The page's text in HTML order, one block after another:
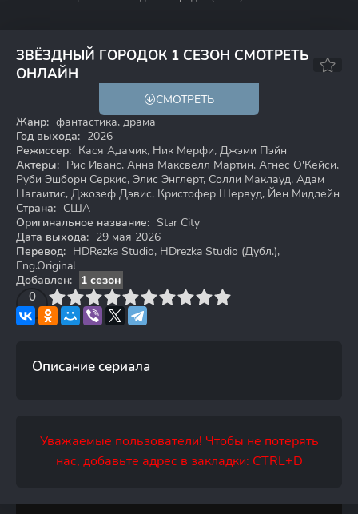
ЗВЁЗДНЫЙ ГОРОДОК 1 СЕЗОН СМОТРЕТЬ
ОНЛАЙН
СМОТРЕТЬ
Жанр: фантастика, драма
Год выхода: 2026
Режиссер: Кася Адамик, Ник Мерфи, Джэми Пэйн
Актеры: Рис Иванс, Анна Максвелл Мартин, Агнес О'Кейси,
Руби Эшборн Серкис, Элис Энглерт, Солли Маклауд, Адам
Нагаитис, Джозеф Дэвис, Кристофер Шервуд, Йен Мидлейн
Страна: США
Оригинальное название: Star City
Дата выхода: 29 мая 2026
Перевод: HDRezka Studio, HDrezka Studio (Дубл.),
Eng.Original
Добавлен:
1 сезон
0
4 6 7 8 9 10
Описание сериала
Уважаемые пользователи! Чтобы не потерять
нас, добавьте адрес в закладки: CTRL+D